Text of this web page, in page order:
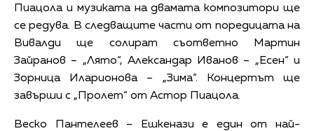
Пиацола и музиката на двамата композитори ще
се редува. В следващите части от поредицата на
Вивалди ще солират съответно Мартин
Зайранов – „Лято“, Александар Иванов – „Есен“ и
Зорница Иларионова – „Зима“. Концертът ще
завърши с „Пролет“ от Астор Пиацола.
Веско Пантелеев – Ешкенази е един от най-